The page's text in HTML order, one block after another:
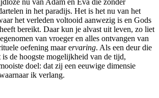
nu van Adam en Eva die zonder
in het paradijs. Het is het nu van het
het verleden voltooid aanwezig is en Gods
bereikt. Daar kun je alvast uit leven, zo liet
van vroeger en alles ontvangen van
oefening maar ervaring. Als een deur die
de hoogste mogelijkheid van de tijd,
doel: dat zij een eeuwige dimensie
ik verlang.